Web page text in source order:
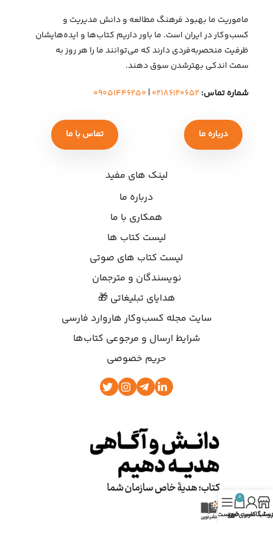
ماموریت ما بهبود فرهنگ مطالعه و دانش مدیریت و
کسب‌وکار در ایران است. ما باور داریم کتاب‌ها و ایده‌هایشان
ظرفیت منحصربه‌فردی دارند که می‌توانند ما را هر روز به
سمت اندکی بهتر‌شدن سوق دهند.
شماره تماس: ۰۲۱۸۶۱۲۰۶۵۲| ۰۹۰۵۱۴۴۶۲۵۰
درباره ما تماس با ما
لینک های مفید
درباره ما
همکاری با ما
لیست کتاب ها
لیست کتاب های صوتی
نویسندگان و مترجمان
هدایای تبلیغاتی 🎁
سایت مجله کسب‌وکار هاروارد فارسی
شرایط ارسال و مرجوعی کتاب‌ها
حریم خصوصی
کاربری من
0
سبد خریدفهرست